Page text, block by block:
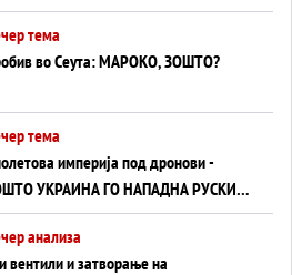
ДА ГИ ЗАМЕНАТ
тема
во Сеута: МАРОКО, ЗОШТО?
тема
империја под дронови -
УКРАИНА ГО НАПАДНА РУСКИОТ
анализа
вентили и затворање на